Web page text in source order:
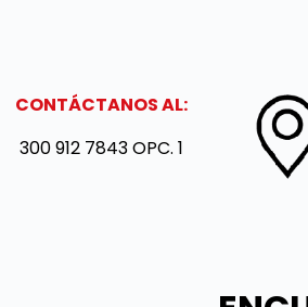
CONTÁCTANOS AL:
300 912 7843 OPC. 1